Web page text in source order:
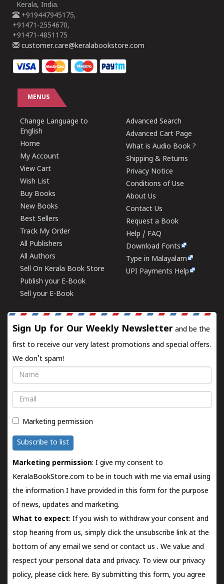
Kerala, India.
+919447945175,
+91471-2554670,
+91471-4851175
customer.care@keralabookstore.com
MENUS
Change Language to
English
Home
My Account
View Cart
Wish List
Buy Books
New Books
Best Sellers
Track My Order
All Publishers
All Authors
Sell On Kerala Book Store
Publish your E-Book
Sell your E-Book
Advanced Search
Advanced Cart Page
What is Audio Book ?
Shipping & Returns
Privacy Notice
Conditions of Use
About Us
Contact Us
Request a Book
Help / FAQ
Download Fonts
Type in Malayalam
UPI Payments Help
Sign Up for Our Weekly Newsletter and be the
first to receive our very latest promotions and special offers.
We don't spam!
Name
Email
Marketing permission
Subscribe to list
Marketing permission: I give my consent to
KeralaBookStore.com to be in touch with me via email using
the information I have provided in this form for the purpose
of news, updates and marketing.
What to expect: If you wish to withdraw your consent and
stop hearing from us, simply click the unsubscribe link at the
bottom of any email we send orcontact us . We value and
respect your personal data and privacy. To view our privacy
policy, please click here. By submitting this form, you agree